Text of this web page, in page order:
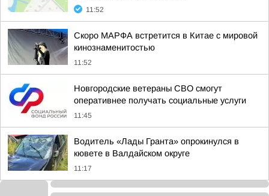
11:52
Скоро МАРФА встретится в Китае с мировой
кинознаменитостью
11:52
Новгородские ветераны СВО смогут
оперативнее получать социальные услуги
11:45
Водитель «Лады Гранта» опрокинулся в
кювете в Валдайском округе
11:17